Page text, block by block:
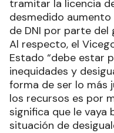
tramitar la licencia
desmedido
de DNI por parte del
Al respecto, el
Estado “debe estar
inequidades y
forma de ser lo más
los recursos es por
significa que le vaya
situación de